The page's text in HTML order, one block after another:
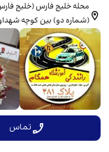
(شماره دو) بین کوچه
تماس